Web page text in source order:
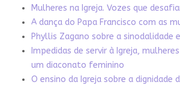
Mulheres na Igreja. Vozes que
A dança do Papa Francisco com as
Phyllis Zagano sobre a sinodalidade
Impedidas de servir à Igreja,
um diaconato feminino
O ensino da Igreja sobre a dignidade